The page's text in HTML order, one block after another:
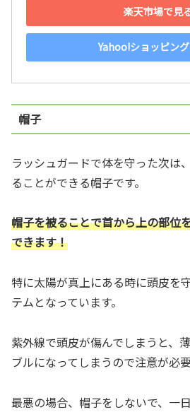
楽天市場で見
Yahoo!ショッピン
帽子
ラッシュガードで体を守った次は
ることができる帽子です。
帽子を被ることで首から上の部位
できます！
特に太陽が真上にある時に頭皮を
テムとなっています。
紫外線で頭皮が傷んでしまうと、
ブルになってしまうので注意が必
最悪の場合、帽子をしないで、一